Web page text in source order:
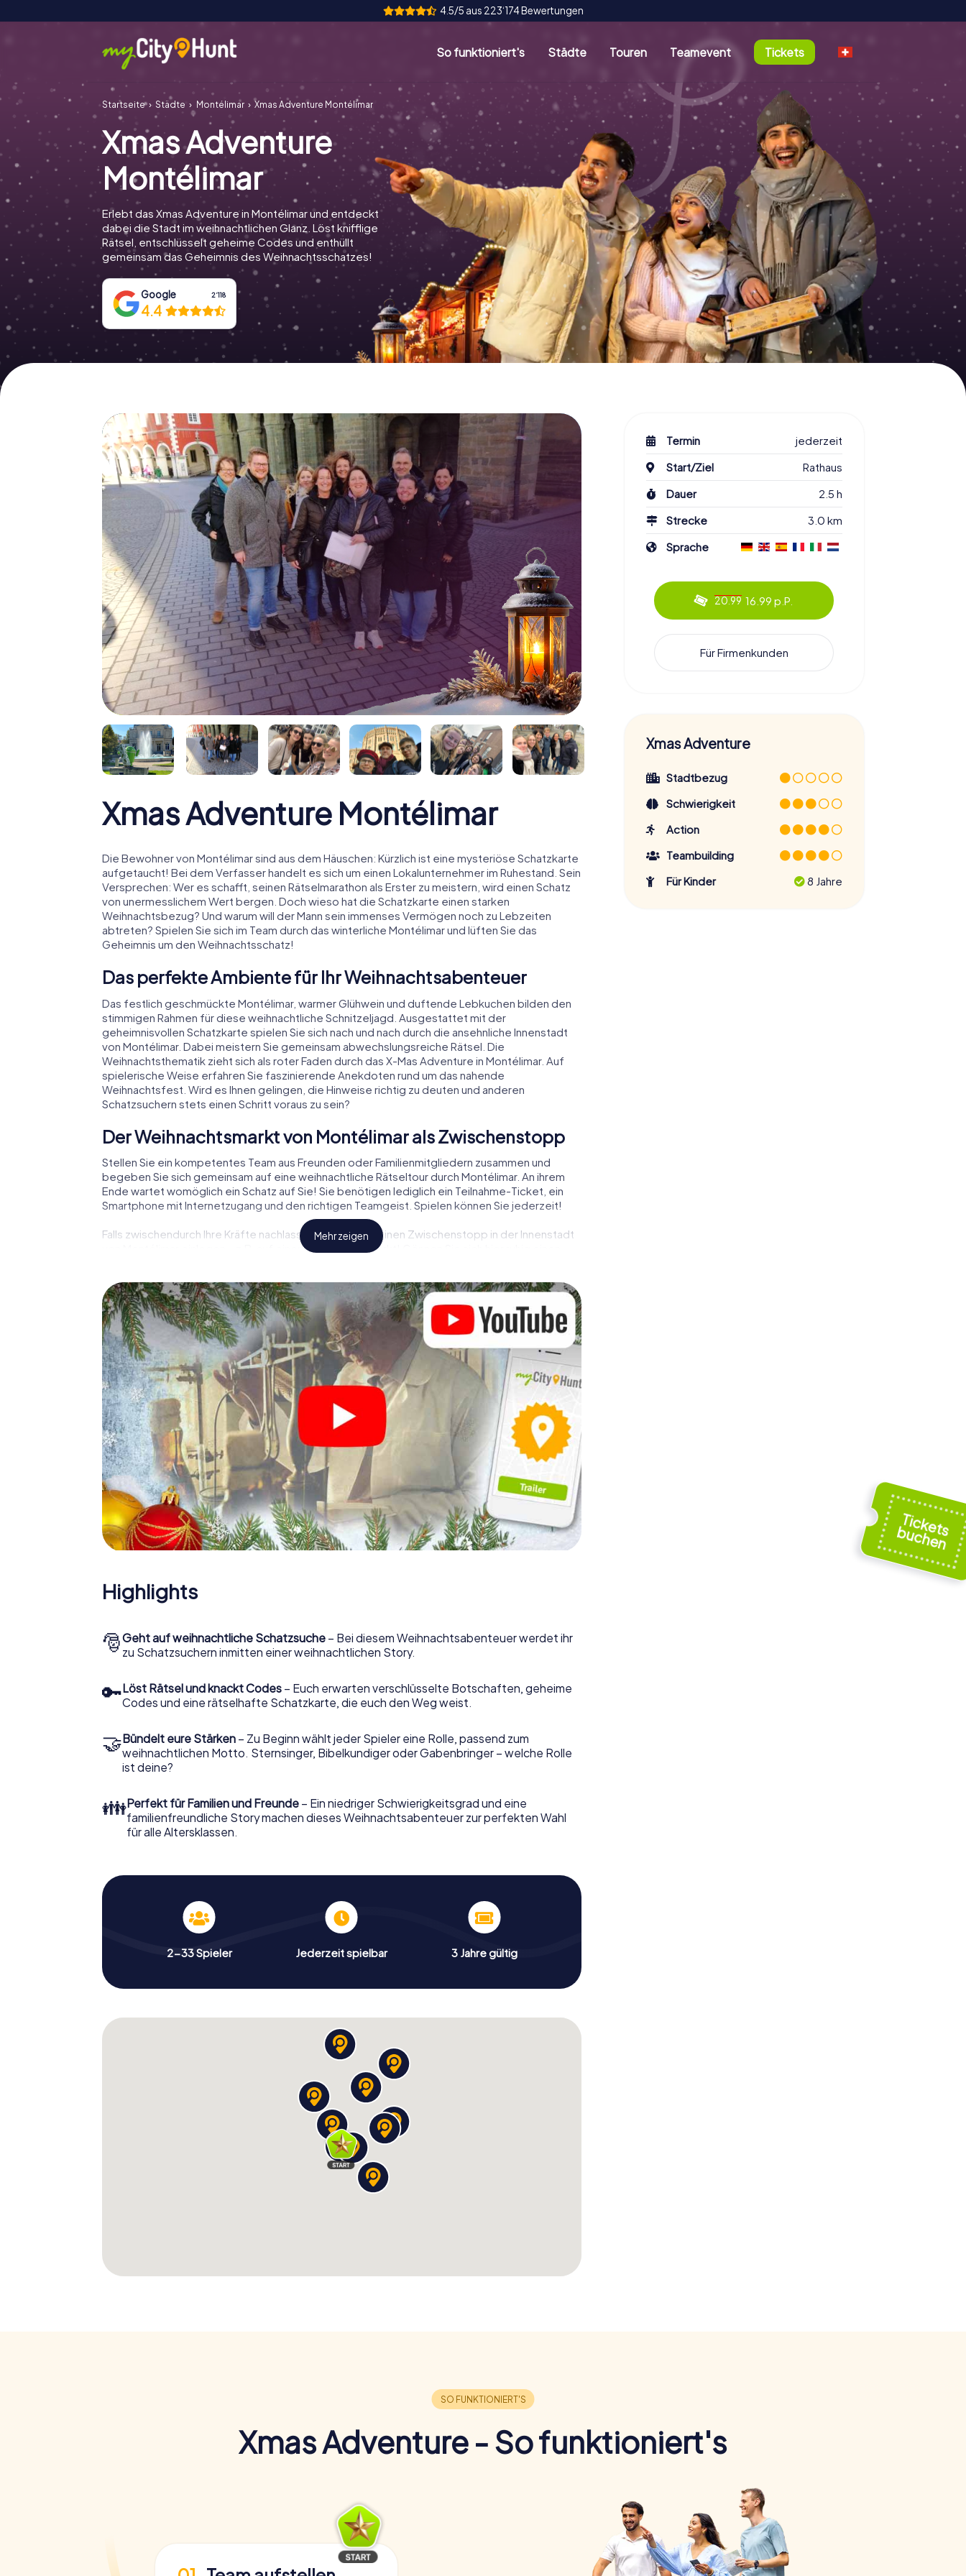
4.5/5 aus 223‘174 Bewertungen
So funktioniert's Städte Touren Teamevent Tickets
Startseite Städte Montélimar Xmas Adventure Montélimar
Xmas Adventure
Montélimar
Erlebt das Xmas Adventure in Montélimar und entdeckt
dabei die Stadt im weihnachtlichen Glanz. Löst knifflige
Rätsel, entschlüsselt geheime Codes und enthüllt
gemeinsam das Geheimnis des Weihnachtsschatzes!
Google 2‘118
4.4
Xmas Adventure Montélimar
Die Bewohner von Montélimar sind aus dem Häuschen: Kürzlich ist eine mysteriöse Schatzkarte
aufgetaucht! Bei dem Verfasser handelt es sich um einen Lokalunternehmer im Ruhestand. Sein
Versprechen: Wer es schafft, seinen Rätselmarathon als Erster zu meistern, wird einen Schatz
von unermesslichem Wert bergen. Doch wieso hat die Schatzkarte einen starken
Weihnachtsbezug? Und warum will der Mann sein immenses Vermögen noch zu Lebzeiten
abtreten? Spielen Sie sich im Team durch das winterliche Montélimar und lüften Sie das
Geheimnis um den Weihnachtsschatz!
Das perfekte Ambiente für Ihr Weihnachtsabenteuer
Das festlich geschmückte Montélimar, warmer Glühwein und duftende Lebkuchen bilden den
stimmigen Rahmen für diese weihnachtliche Schnitzeljagd. Ausgestattet mit der
geheimnisvollen Schatzkarte spielen Sie sich nach und nach durch die ansehnliche Innenstadt
von Montélimar. Dabei meistern Sie gemeinsam abwechslungsreiche Rätsel. Die
Weihnachtsthematik zieht sich als roter Faden durch das X-Mas Adventure in Montélimar. Auf
spielerische Weise erfahren Sie faszinierende Anekdoten rund um das nahende
Weihnachtsfest. Wird es Ihnen gelingen, die Hinweise richtig zu deuten und anderen
Schatzsuchern stets einen Schritt voraus zu sein?
Der Weihnachtsmarkt von Montélimar als Zwischenstopp
Stellen Sie ein kompetentes Team aus Freunden oder Familienmitgliedern zusammen und
begeben Sie sich gemeinsam auf eine weihnachtliche Rätseltour durch Montélimar. An ihrem
Ende wartet womöglich ein Schatz auf Sie! Sie benötigen lediglich ein Teilnahme-Ticket, ein
Smartphone mit Internetzugang und den richtigen Teamgeist. Spielen können Sie jederzeit!
Falls zwischendurch Ihre Kräfte nachlassen, können Sie einen Zwischenstopp in der Innenstadt
von Montélimar einlegen – z.B. auf einem Weihnachtsmarkt! Gönnen Sie sich hier ruhig einen
Eine spannende Option für Ihre Weihnachtsfeier in
Montélimar
Das myCityHunt X-Mas Adventure eignet sich auch hervorragend als Programmpunkt Ihrer
Weihnachtsfeier in Montélimar: So kann eine interaktive Schnitzeljagd das gastronomische
Programm Ihrer Weihnachtsfeier in Montélimar ergänzen. Und auch ein Ausflug zum
Weihnachtsmarkt von Montélimar wird mit dem X-Mas Adventure zu einem Highlight. Schließlich
bietet die Smartphone Schnitzeljagd alles was man von einer perfekten Weihnachtsfeier in
Montélimar erwartet: Spaß, Teambuilding und eine stimmungsvolle Weihnachtsthematik.
Gönnen Sie Ihren Kollegen also einen unvergesslichen Ausklang des Jahres und planen Sie
unser X-Mas Adventure als Programmpunkt Ihrer Weihnachtsfeier in Montélimar ein!
Mehr zeigen
Highlights
🎅Geht auf weihnachtliche Schatzsuche – Bei diesem Weihnachtsabenteuer werdet ihr
zu Schatzsuchern inmitten einer weihnachtlichen Story.
🔑Löst Rätsel und knackt Codes – Euch erwarten verschlüsselte Botschaften, geheime
Codes und eine rätselhafte Schatzkarte, die euch den Weg weist.
🤝Bündelt eure Stärken – Zu Beginn wählt jeder Spieler eine Rolle, passend zum
weihnachtlichen Motto. Sternsinger, Bibelkundiger oder Gabenbringer – welche Rolle
ist deine?
👪Perfekt für Familien und Freunde – Ein niedriger Schwierigkeitsgrad und eine
familienfreundliche Story machen dieses Weihnachtsabenteuer zur perfekten Wahl
für alle Altersklassen.
2-33 Spieler Jederzeit spielbar 3 Jahre gültig
Termin
jederzeit
Start/Ziel
Rathaus
Dauer
2.5 h
Strecke
3.0 km
Sprache
20.99 16.99 p.P.
Für Firmenkunden
Xmas Adventure
Stadtbezug
Schwierigkeit
Action
Teambuilding
Für Kinder
8 Jahre
Xmas Adventure - So funktioniert's